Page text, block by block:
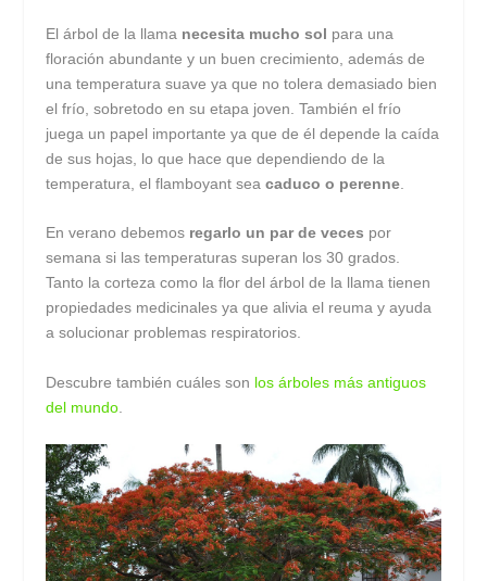
El árbol de la llama necesita mucho sol para una
floración abundante y un buen crecimiento, además de
una temperatura suave ya que no tolera demasiado bien
el frío, sobretodo en su etapa joven. También el frío
juega un papel importante ya que de él depende la caída
de sus hojas, lo que hace que dependiendo de la
temperatura, el flamboyant seacaduco o perenne
En verano debemos regarlo un par de veces por
semana si las temperaturas superan los 30 grados.
Tanto la corteza como la flor del árbol de la llama tienen
propiedades medicinales ya que alivia el reuma y ayuda
a solucionar problemas respiratorios.
Descubre también cuáles son los árboles más antiguos
del mundo